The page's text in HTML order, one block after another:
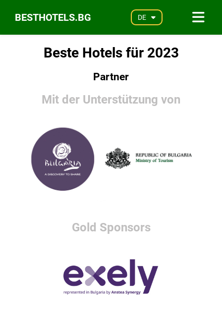
BESTHOTELS.BG DE
Beste Hotels für 2023
Partner
Mit der Unterstützung von
Gold Sponsors